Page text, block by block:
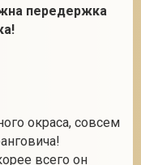
передержка
окраса, совсем
всего он